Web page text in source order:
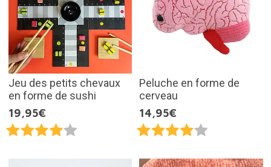
Jeu des petits chevaux
en forme de sushi
19,95€
Peluche en forme de
cerveau
14,95€